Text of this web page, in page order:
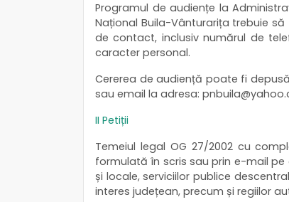
Programul de audiențe la
Național Buila-Vânturarița trebuie
de contact, inclusiv numărul de
caracter personal.
Cererea de audiență poate fi
sau email la adresa:
II Petiții
Temeiul legal OG 27/2002 cu
formulată în scris sau prin e-mail
și locale, serviciilor publice
interes județean, precum și regiilor